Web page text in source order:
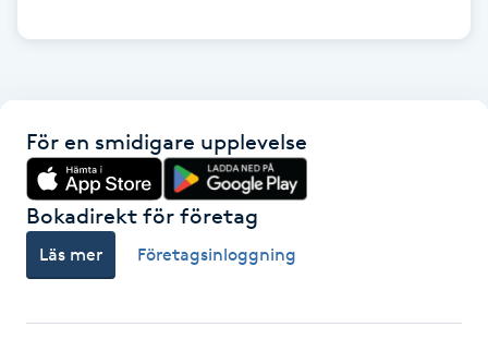
Makeup
Manikyr & Pedikyr
För en smidigare upplevelse
Bokadirekt för företag
Läs mer Företagsinloggning